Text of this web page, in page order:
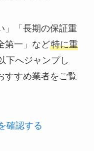
」「長期の保証重
第一」など特に重
下へジャンプし
すすめ業者をご覧
確認する